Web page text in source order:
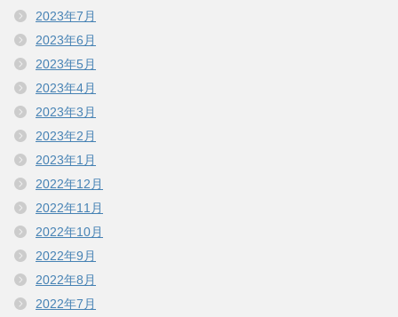
2023年7月
2023年6月
2023年5月
2023年4月
2023年3月
2023年2月
2023年1月
2022年12月
2022年11月
2022年10月
2022年9月
2022年8月
2022年7月